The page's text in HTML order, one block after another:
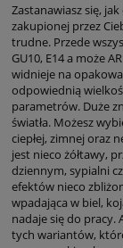
Zastanawiasz się,
zakupionej przez
trudne. Przede
GU10, E14 a może
widnieje na
odpowiednią
parametrów. Duże
światła. Możesz
ciepłej, zimnej oraz
jest nieco żółtawy,
dziennym, sypialni
efektów nieco
wpadająca w biel,
nadaje się do pracy.
tych wariantów,